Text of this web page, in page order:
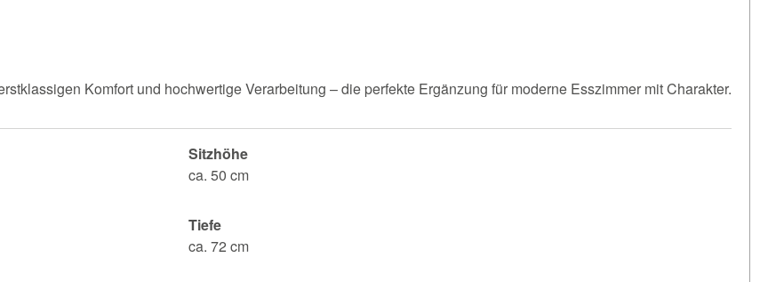
Komfort und hochwertige Verarbeitung – die perfekte Ergänzung für moderne Esszimmer mit Charakter.
Sitzhöhe
ca. 50 cm
Tiefe
ca. 72 cm